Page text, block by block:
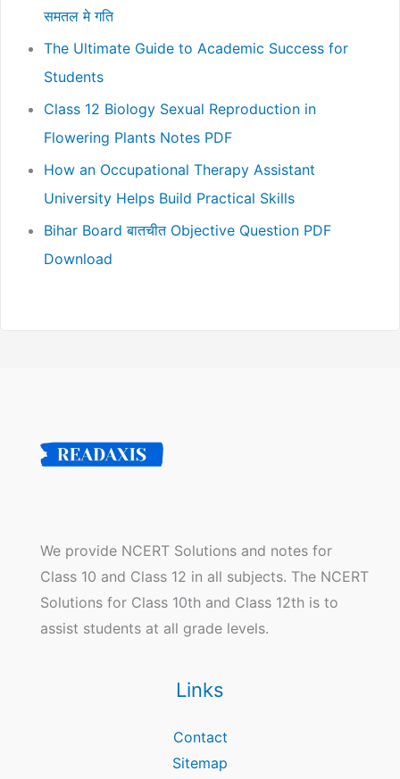
समतल मे गति
The Ultimate Guide to Academic Success for
Students
Class 12 Biology Sexual Reproduction in
Flowering Plants Notes PDF
How an Occupational Therapy Assistant
University Helps Build Practical Skills
Bihar Board बातचीत Objective Question PDF
Download
We provide NCERT Solutions and notes for
Class 10 and Class 12 in all subjects. The NCERT
Solutions for Class 10th and Class 12th is to
assist students at all grade levels.
Links
Contact
Sitemap